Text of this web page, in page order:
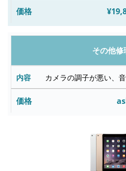
その他修
カメラの調子が悪い、